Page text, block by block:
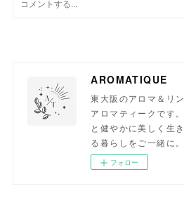
AROMATIQUE
東大阪のアロマ＆リ
アロマティークです
と健やかに美しく生
る暮らしをご一緒に。
フォロー